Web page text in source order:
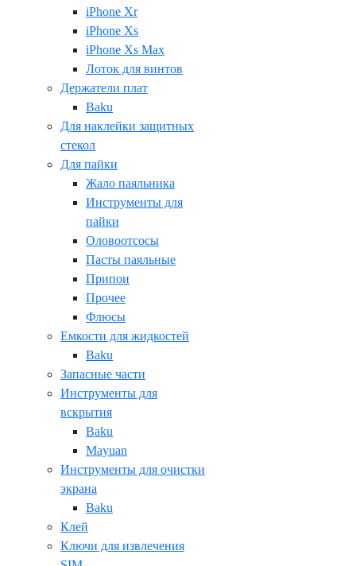
iPhone Xr
iPhone Xs
iPhone Xs Max
Лоток для винтов
Держатели плат
Baku
Для наклейки защитных
стекол
Для пайки
Жало паяльника
Инструменты для
пайки
Оловоотсосы
Пасты паяльные
Припои
Прочее
Флюсы
Емкости для жидкостей
Baku
Запасные части
Инструменты для
вскрытия
Baku
Mayuan
Инструменты для очистки
экрана
Baku
Клей
Ключи для извлечения